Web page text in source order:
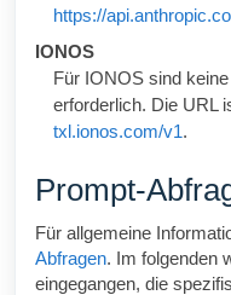
https://
IONOS
Für IONOS sind
erforderlich. Die URL
txl.ionos.com/v1.
Prompt-
Für allgemeine
Abfragen. Im folgenden
eingegangen, die